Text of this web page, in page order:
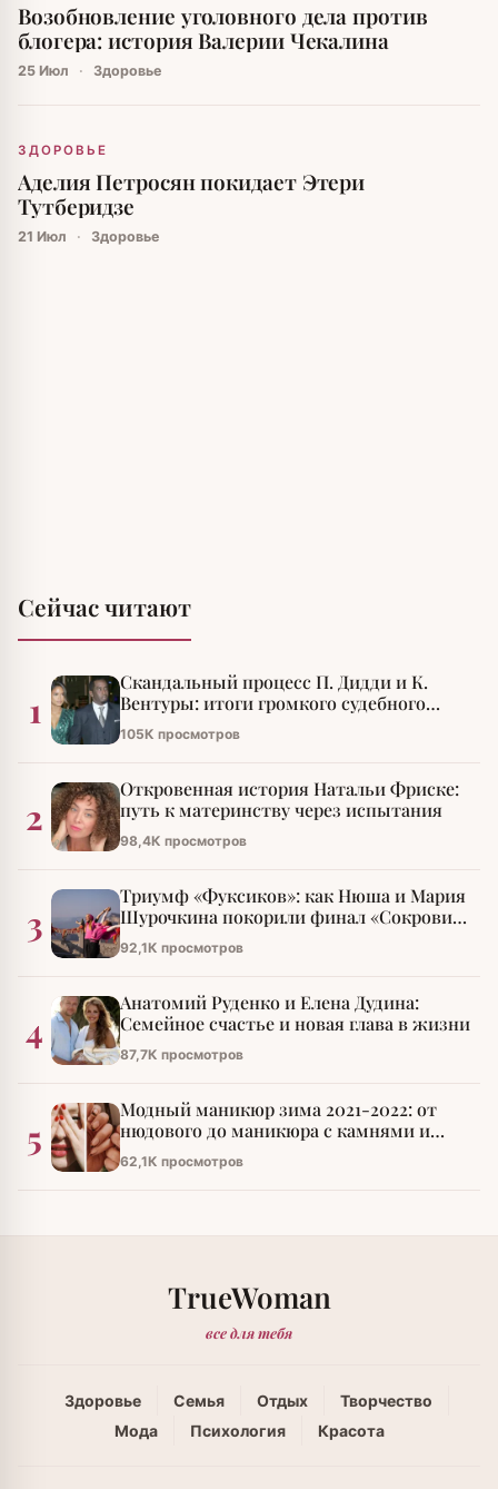
Возобновление уголовного дела против
блогера: история Валерии Чекалина
25 Июл · Здоровье
ЗДОРОВЬЕ
Аделия Петросян покидает Этери
Тутберидзе
21 Июл · Здоровье
Сейчас читают
1
Скандальный процесс П. Дидди и К.
Вентуры: итоги громкого судебного
разбирательства
105К просмотров
2
Откровенная история Натальи Фриске:
путь к материнству через испытания
98,4К просмотров
3
Триумф «Фуксиков»: как Нюша и Мария
Шурочкина покорили финал «Сокровищ
императора»
92,1К просмотров
4
Анатомий Руденко и Елена Дудина:
Семейное счастье и новая глава в жизни
87,7К просмотров
5
Модный маникюр зима 2021-2022: от
нюдового до маникюра с камнями и
стразами
62,1К просмотров
TrueWoman
все для тебя
Здоровье Семья Отдых
Творчество
Мода
Психология Красота